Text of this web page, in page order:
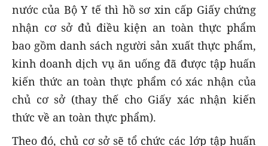
nước của Bộ Y tế thì hồ sơ xin cấp Giấy chứng
nhận cơ sở đủ điều kiện an toàn thực phẩm
bao gồm danh sách người sản xuất thực phẩm,
kinh doanh dịch vụ ăn uống đã được tập huấn
kiến thức an toàn thực phẩm có xác nhận của
chủ cơ sở (thay thế cho Giấy xác nhận kiến
thức về an toàn thực phẩm).
Theo đó, chủ cơ sở sẽ tổ chức các lớp tập huấn